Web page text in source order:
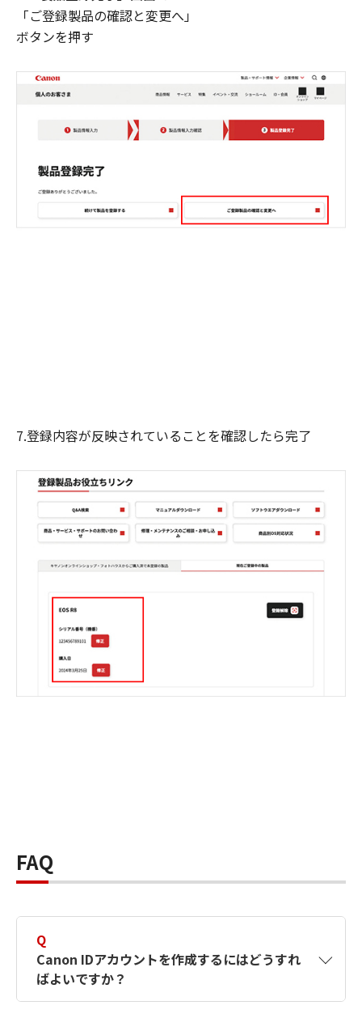
「ご登録製品の確認と変更へ」
ボタンを押す
7.登録内容が反映されていることを確認したら完了
FAQ
Q
Canon IDアカウントを作成するにはどうすれ
ばよいですか？